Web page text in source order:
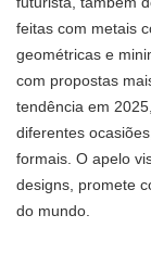
feitas com metais
geométricas e
com propostas
tendência em
diferentes
formais. O apelo
designs, promete
do mundo.